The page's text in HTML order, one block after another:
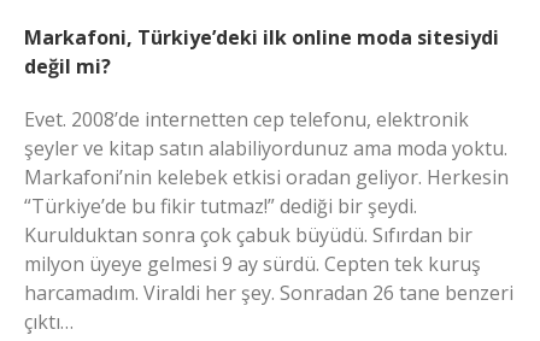
Markafoni, Türkiye’deki ilk online moda sitesiydi
değil mi?
Evet. 2008’de internetten cep telefonu, elektronik
şeyler ve kitap satın alabiliyordunuz ama moda yoktu.
Markafoni’nin kelebek etkisi oradan geliyor. Herkesin
“Türkiye’de bu fikir tutmaz!” dediği bir şeydi.
Kurulduktan sonra çok çabuk büyüdü. Sıfırdan bir
milyon üyeye gelmesi 9 ay sürdü. Cepten tek kuruş
harcamadım. Viraldi her şey. Sonradan 26 tane benzeri
çıktı…